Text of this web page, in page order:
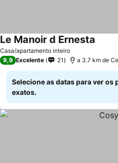
Casa/apartamento inteiro
Le Manoir d Ernesta
9,9 Excelente 21 a 3.7 km de
Selecione as datas para ver os
exatos.